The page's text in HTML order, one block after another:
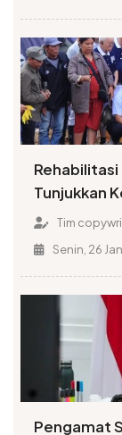
Tunjukkan
Tim
Senin, 26
Pengamat